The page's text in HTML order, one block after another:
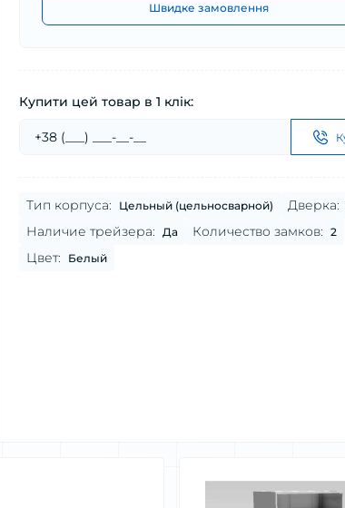
Швидке замовлення
Купити цей товар в 1 клік:
Тип корпуса: Цельный (цельносварной) Дверка:
Наличие трейзера: Да Количество замков: 2
Цвет: Белый